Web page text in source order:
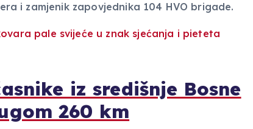
i zamjenik zapovjednika 104 HVO brigade.
iz središnje Bosne
260 km